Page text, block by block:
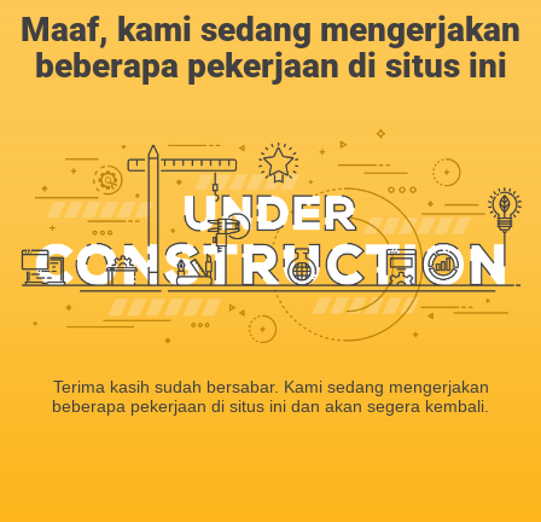
Maaf, kami sedang mengerjakan
beberapa pekerjaan di situs ini
Terima kasih sudah bersabar. Kami sedang mengerjakan
beberapa pekerjaan di situs ini dan akan segera kembali.